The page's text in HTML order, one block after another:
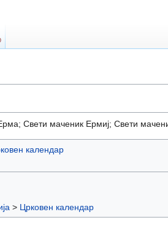
Свети маченик Ермиј; Свети
календар
> Црковен календар